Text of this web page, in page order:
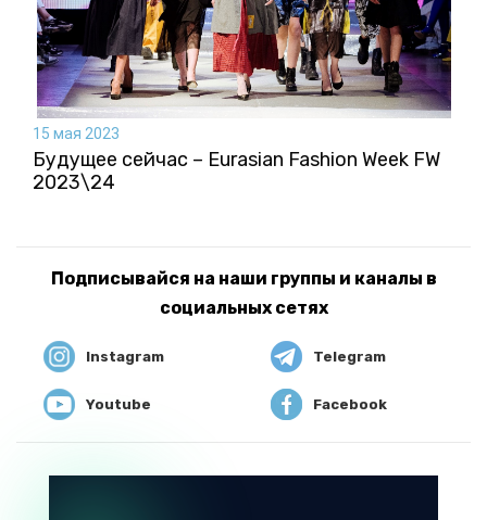
15 мая 2023
Будущее сейчас – Eurasian Fashion Week FW
2023\24
Подписывайся на наши группы и каналы в
социальных сетях
Instagram Telegram
Youtube Facebook